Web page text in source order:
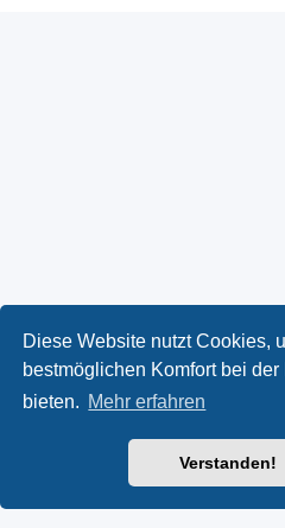
Diese Website nutzt Cookies,
bestmöglichen Komfort bei der
bieten. Mehr erfahren
Verstanden!